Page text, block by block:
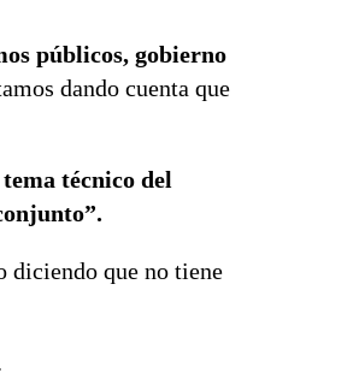
públicos, gobierno
dando cuenta que
técnico del
diciendo que no tiene